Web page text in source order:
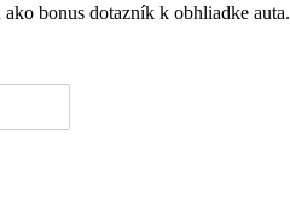
bonus dotazník k obhliadke auta.